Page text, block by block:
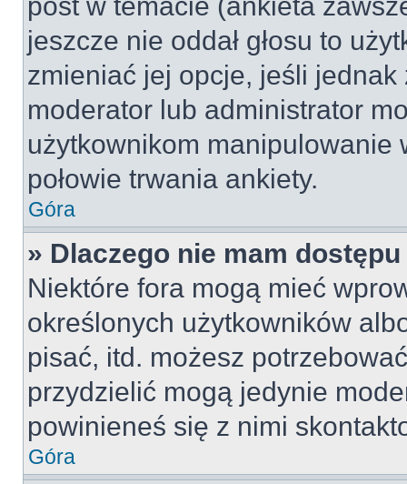
jeszcze nie oddał głosu to
zmieniać jej opcje, jeśli jednak
moderator lub administrator
użytkownikom manipulowanie
połowie trwania ankiety.
Góra
» Dlaczego nie mam
Niektóre fora mogą mieć
określonych użytkowników
pisać, itd. możesz
przydzielić mogą jedynie
powinieneś się z nimi
Góra